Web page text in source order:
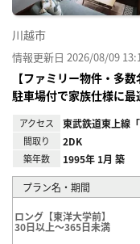
川越市
情報更新日 2026/08/09
【ファミリー物件・多
駐車場付で家族仕様に最
アクセス 東武鉄道東上線「
間取り 2DK
築年数 1995年 1月 築
プラン名・期間
ロング【東洋大学前】
30日以上～365日未満